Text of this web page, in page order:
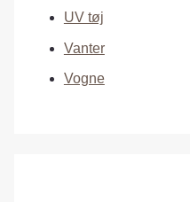
UV tøj
Vanter
Vogne